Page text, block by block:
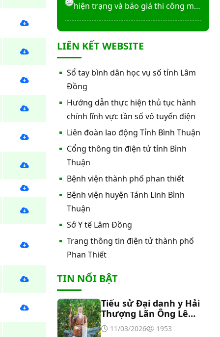
hiện trạng và báo giá thi công mái
thiện của Bệnh viện
Thư mời báo giá về việc mời báo
giá thiết bị
Thư mời báo giá về việc sửa chữa
nhà bảo vệ và cổng số 2
Thư mời báo giá sửa chữa máy
nước nóng tấm phẵng
Thư mời báo giá về việc In bìa hồ
sơ bệnh án, Sổ y bạ năm 2026
dịch vụ “Bảo hiểm cháy, nổ bắt
buộc năm 2026"
Thư mời báo giá về việc cung cấp
hàng hóa “Bóng đèn đo quang
phổ máy xét nghiệm sinh hóa
“Dịch vụ tháo dỡ, di dời và lắp đặt
máy X-Quang thường quy và kỹ
thuật số”
Thư mời báo giá về Màn hình led
phòng họp
LIÊN KẾT WEBSITE
Sổ tay bình dân học vụ số tỉnh Lâm
Đồng
Hướng dẫn thực hiện thủ tục hành
chính lĩnh vực tần số vô tuyến điện
Liên đoàn lao động Tỉnh Bình Thuận
Cổng thông tin điện tử tỉnh Bình
Thuận
Bệnh viện thành phố phan thiết
Bệnh viện huyện Tánh Linh Bình
Thuận
Sở Y tế Lâm Đồng
Trang thông tin điện tử thành phố
Phan Thiết
TIN NỔI BẬT
Tiểu sử Đại danh y Hải
Thượng Lãn Ông Lê
Hữu Trác
11/03/2026 1953